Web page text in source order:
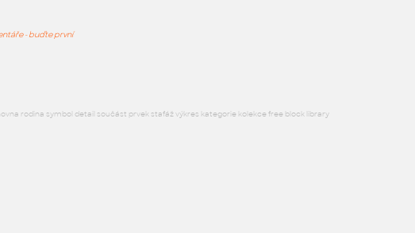
- buďte první
rodina symbol detail součást prvek stafáž výkres kategorie kolekce free block library